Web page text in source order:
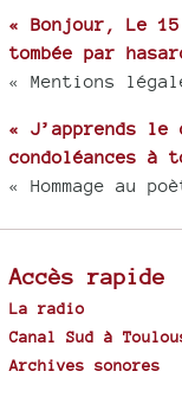
« Bonjour, Le
tombée par
« Mentions
« J’apprends le
condoléances à
« Hommage au
Accès rapide
La radio
Canal Sud à
Archives sonores